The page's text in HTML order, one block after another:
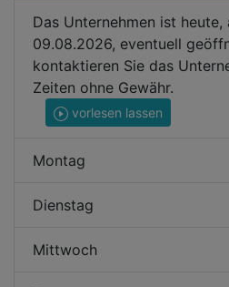
Das Unternehmen ist
09.08.2026, eventuell
kontaktieren Sie das
Zeiten ohne Gewähr.
vorlesen lassen
Montag
Dienstag
Mittwoch